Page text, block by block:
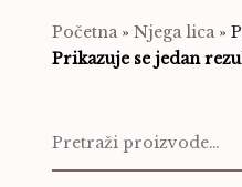
Početna» Njega lica»
Prikazuje se jedan